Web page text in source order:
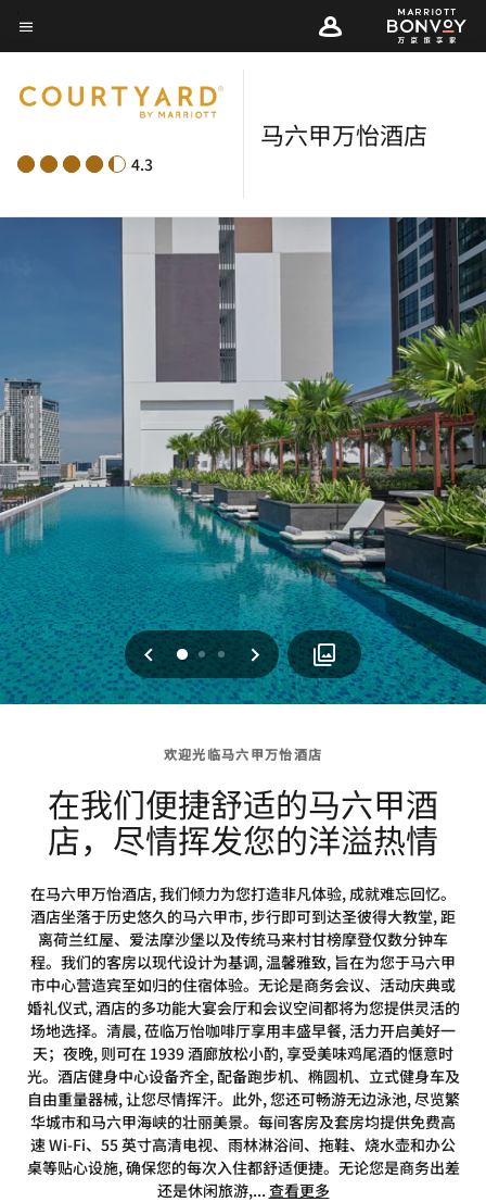
Skip
to
content
菜单文本
4.3
马六甲万怡酒店
上一页
012 下一页
欢迎光临马六甲万怡酒店
在我们便捷舒适的马六甲酒
店，尽情挥发您的洋溢热情
在马六甲万怡酒店, 我们倾力为您打造非凡体验, 成就难忘回忆。
酒店坐落于历史悠久的马六甲市, 步行即可到达圣彼得大教堂, 距
离荷兰红屋、爱法摩沙堡以及传统马来村甘榜摩登仅数分钟车
程。我们的客房以现代设计为基调, 温馨雅致, 旨在为您于马六甲
市中心营造宾至如归的住宿体验。无论是商务会议、活动庆典或
婚礼仪式, 酒店的多功能大宴会厅和会议空间都将为您提供灵活的
场地选择。清晨, 莅临万怡咖啡厅享用丰盛早餐, 活力开启美好一
天；夜晚, 则可在 1939 酒廊放松小酌, 享受美味鸡尾酒的惬意时
光。酒店健身中心设备齐全, 配备跑步机、椭圆机、立式健身车及
自由重量器械, 让您尽情挥汗。此外, 您还可畅游无边泳池, 尽览繁
华城市和马六甲海峡的壮丽美景。每间客房及套房均提供免费高
速 Wi-Fi、55 英寸高清电视、雨林淋浴间、拖鞋、烧水壶和办公
桌等贴心设施, 确保您的每次入住都舒适便捷。无论您是商务出差
还是休闲旅游,... 查看更多